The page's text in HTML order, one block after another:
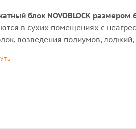
блок NOVOBLOCK размером
в сухих помещениях с
возведения подиумов,